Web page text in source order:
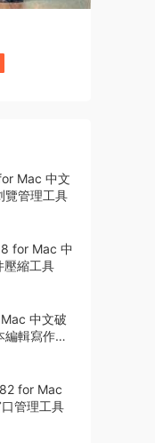
Mac 中文
覽管理工具
for Mac 中
壓縮工具
中文破
輯寫作軟
for Mac
管理工具